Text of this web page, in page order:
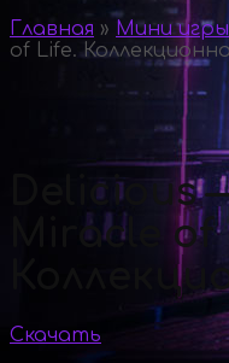
Главная » Мини игры
of Life.
Delicious
Miracle of
Скачать